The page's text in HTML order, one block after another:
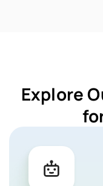
Explore